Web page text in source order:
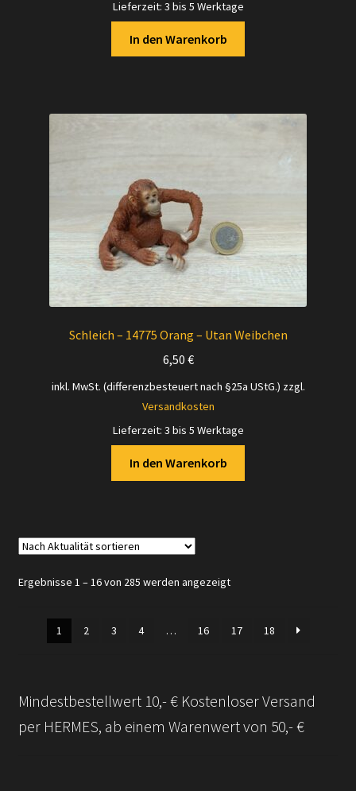
Lieferzeit: 3 bis 5 Werktage
In den Warenkorb
Schleich – 14775 Orang – Utan Weibchen
6,50 €
inkl. MwSt. (differenzbesteuert nach §25a UStG.) zzgl.
Versandkosten
Lieferzeit: 3 bis 5 Werktage
In den Warenkorb
Ergebnisse 1 – 16 von 285 werden angezeigtNach
1
2 3 4 … 16 17 18
Mindestbestellwert 10,- € Kostenloser Versand
per HERMES, ab einem Warenwert von 50,- €